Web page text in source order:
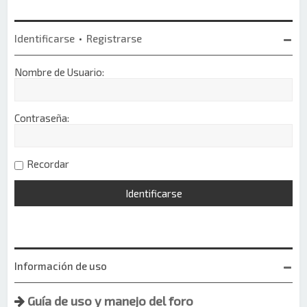
Identificarse • Registrarse
Nombre de Usuario:
Contraseña:
Recordar
Información de uso
Guía de uso y manejo del foro